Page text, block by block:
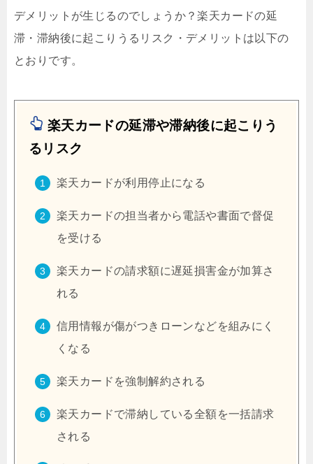
デメリットが生じるのでしょうか？楽天カードの延
滞・滞納後に起こりうるリスク・デメリットは以下の
とおりです。
楽天カードの延滞や滞納後に起こりう
るリスク
楽天カードが利用停止になる
楽天カードの担当者から電話や書面で督促
を受ける
楽天カードの請求額に遅延損害金が加算さ
れる
信用情報が傷がつきローンなどを組みにく
くなる
楽天カードを強制解約される
楽天カードで滞納している全額を一括請求
される